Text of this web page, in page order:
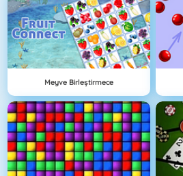
Meyve Birleştirmece